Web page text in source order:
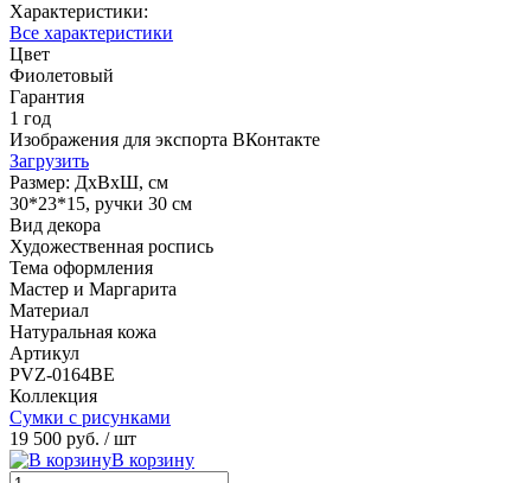
Характеристики:
Все характеристики
Цвет
Фиолетовый
Гарантия
1 год
Изображения для экспорта ВКонтакте
Загрузить
Размер: ДхВхШ, см
30*23*15, ручки 30 см
Вид декора
Художественная роспись
Тема оформления
Мастер и Маргарита
Материал
Натуральная кожа
Артикул
PVZ-0164BE
Коллекция
Сумки с рисунками
19 500 руб. / шт
В корзину